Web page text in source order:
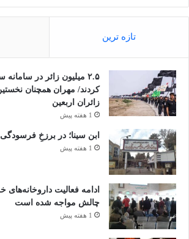
تازه ترین
۲.۵ میلیون زائر در
کردند/ مهران همچنان
زائران اربعین
1 هفته پیش
ابن سینا؛ در برزخِ
1 هفته پیش
ادامه فعالیت
چالش مواجه شده است
1 هفته پیش